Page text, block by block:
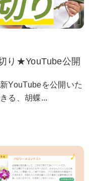
り★YouTube公開
YouTubeを公開いた
る、胡蝶...